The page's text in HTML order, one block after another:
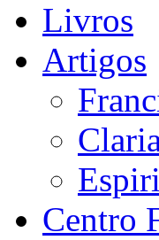
Livros
Artigos
Centro